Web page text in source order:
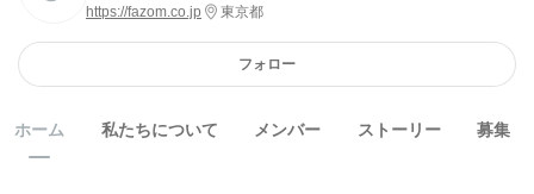
https://fazom.co.jp 東京都
フォロー
ホーム 私たちについて メンバー ストーリー 募集